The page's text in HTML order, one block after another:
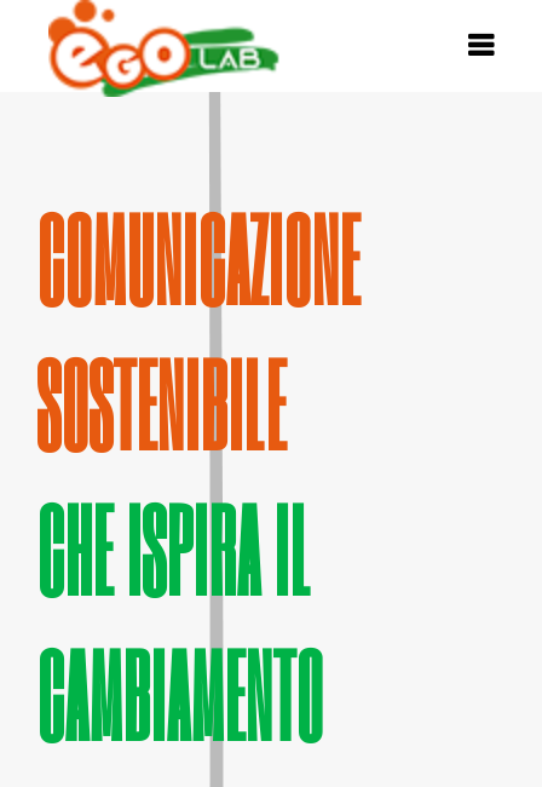
COMUNICAZIONE
SOSTENIBILE
CHE ISPIRA IL
CAMBIAMENTO